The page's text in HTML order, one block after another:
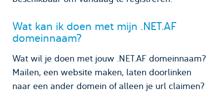
Wat kan ik doen met mijn .NET.AF
domeinnaam?
Wat wil je doen met jouw .NET.AF domeinnaam?
Mailen, een website maken, laten doorlinken
naar een ander domein of alleen je url claimen?